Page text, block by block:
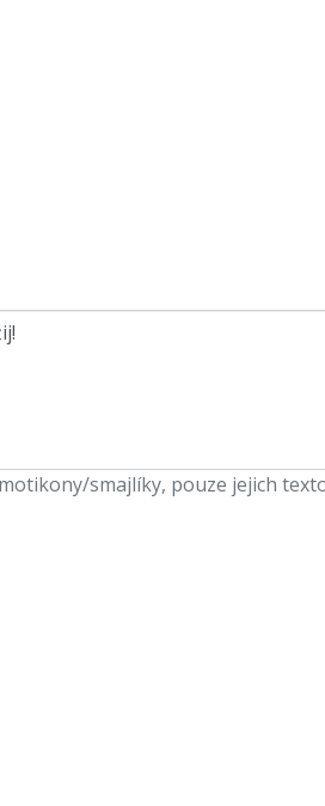
smajlíky, pouze jejich